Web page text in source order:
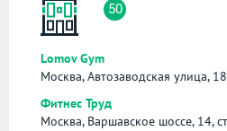
50
Lomov Gym
Москва, Автозаводская улица, 18
Фитнес Труд
Москва, Варшавское шоссе, 14,